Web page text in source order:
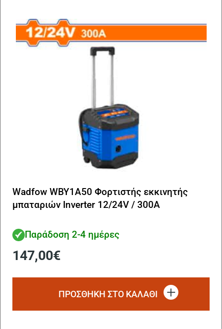
Wadfow WBY1A50 Φορτιστής εκκινητής
μπαταριών Inverter 12/24V / 300A
Παράδοση 2-4 ημέρες
147,00€
ΠΡΟΣΘΗΚΗ ΣΤΟ ΚΑΛΑΘΙ